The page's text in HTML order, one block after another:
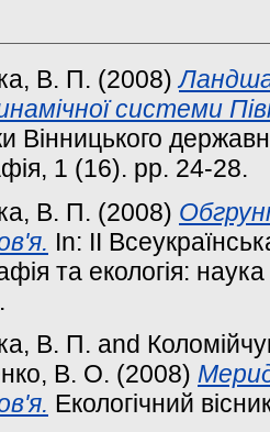
В. П. (2008)
системи
Вінницького
1 (16). pp. 24-28.
В. П. (2008)
In: ІІ
та екологія:
В. П. and
В. О. (2008)
Екологічний